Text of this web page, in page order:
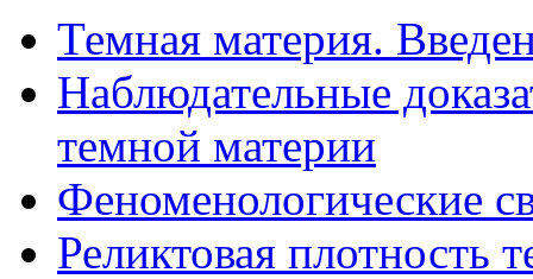
Темная материя.
Наблюдательные
темной материи
Феноменологические
Реликтовая плотность